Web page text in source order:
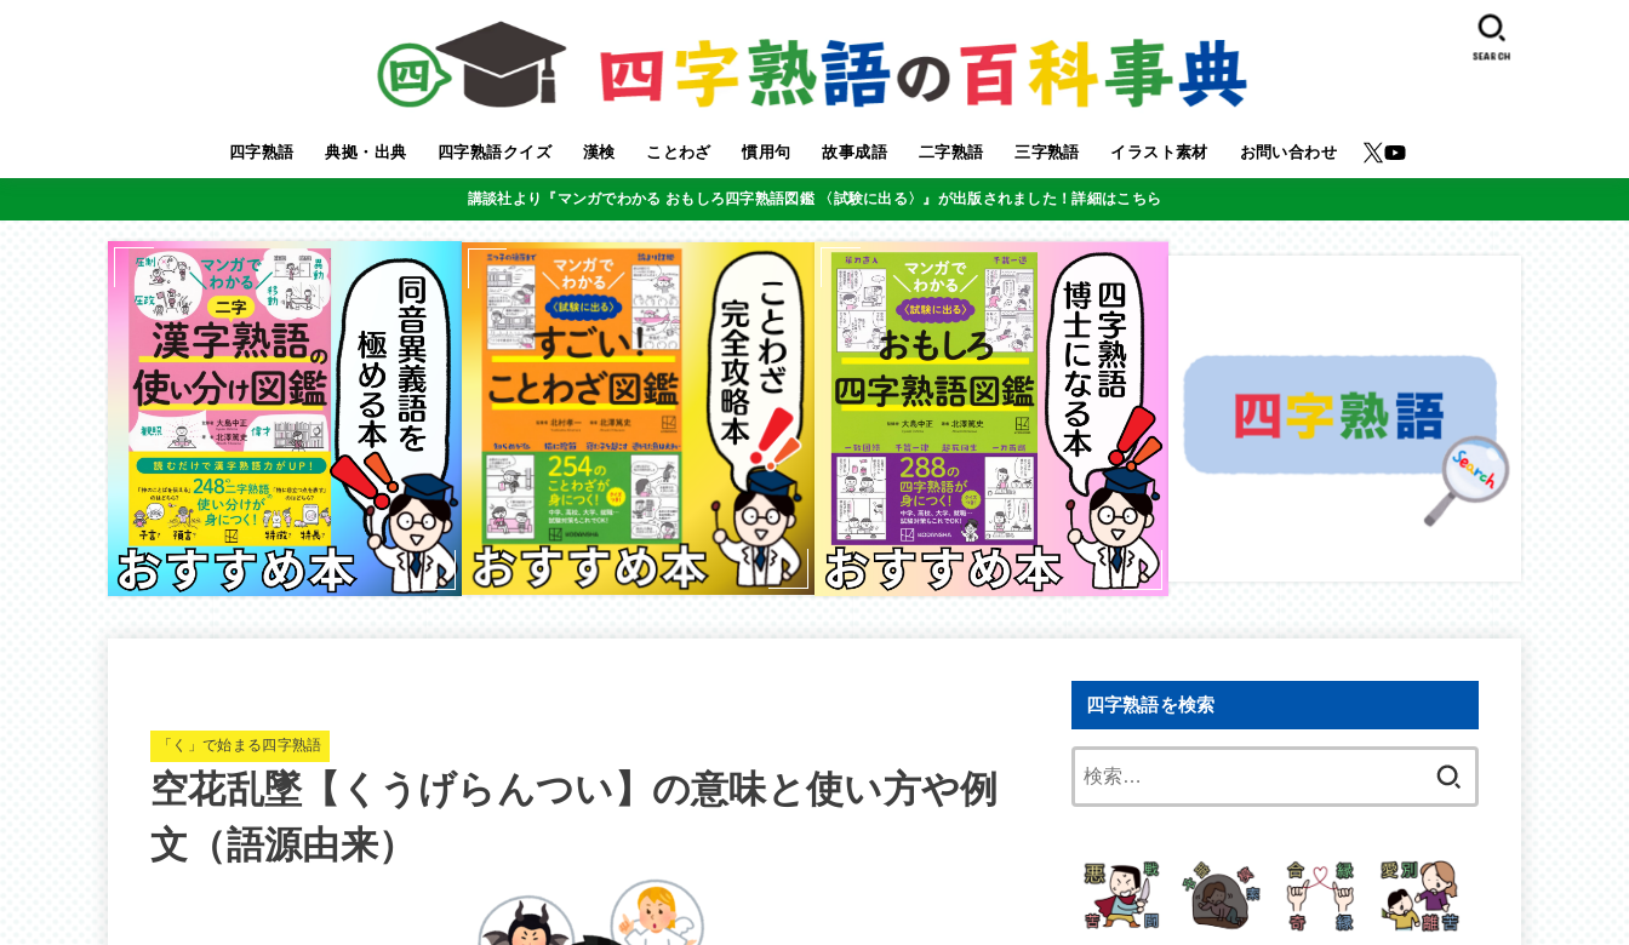
四字熟語 典拠・出典 四字熟語クイズ 漢検 ことわざ 慣用句 故事成語 二字熟語 三字熟語 イラスト素材 お問い合わせ
SEARCH
講談社より『マンガでわかる おもしろ四字熟語図鑑 〈試験に出る〉』が出版されました！詳細はこちら
「く」で始まる四字熟語
空花乱墜【くうげらんつい】の意味と使い方や例
文（語源由来）
四字熟語を検索